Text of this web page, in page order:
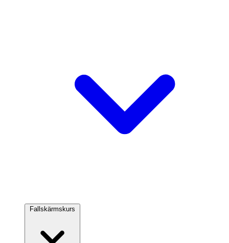
Fallskärmskurs